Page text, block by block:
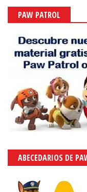
PAW PATROL
ABECEDARIOS DE